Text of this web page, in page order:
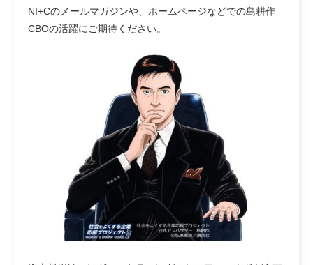
NI+Cのメールマガジンや、ホームページなどでの島耕作
CBOの活躍にご期待ください。